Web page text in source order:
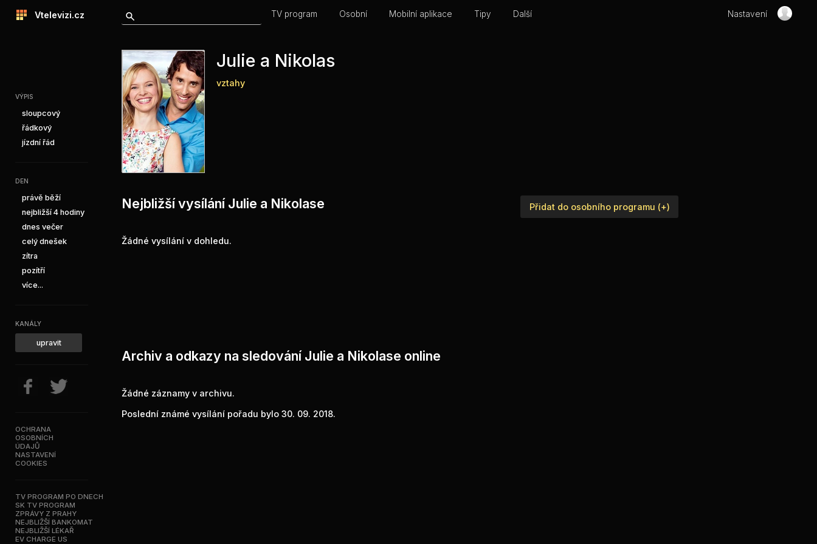
Vtelevizi.cz TV program Osobní Mobilní aplikace Tipy Další Nastavení
VÝPIS
sloupcový
řádkový
jízdní řád
DEN
právě běží
nejbližší 4 hodiny
dnes večer
celý dnešek
zítra
pozítří
více...
KANÁLY
upravit
OCHRANA
OSOBNÍCH
ÚDAJŮ
NASTAVENÍ
COOKIES
TV PROGRAM PO DNECH
SK TV PROGRAM
ZPRÁVY Z PRAHY
NEJBLIŽŠÍ BANKOMAT
NEJBLIŽŠÍ LÉKAŘ
EV CHARGE US
Julie a Nikolas
vztahy
Nejbližší vysílání Julie a Nikolase
Žádné vysílání v dohledu.
Archiv a odkazy na sledování Julie a Nikolase online
Žádné záznamy v archivu.
Poslední známé vysílání pořadu bylo 30. 09. 2018.
Přidat do osobního programu (+)